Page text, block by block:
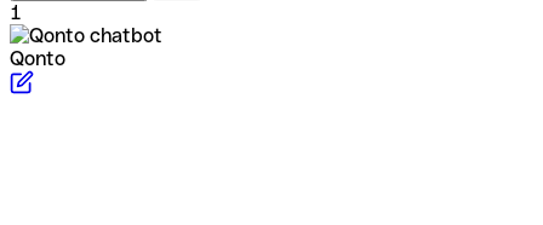
1
Qonto